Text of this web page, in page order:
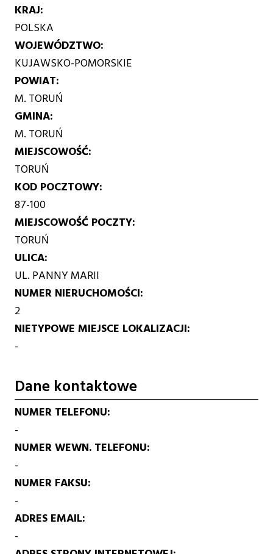
KRAJ
POLSKA
WOJEWÓDZTWO
KUJAWSKO-POMORSKIE
POWIAT
M. TORUŃ
GMINA
M. TORUŃ
MIEJSCOWOŚĆ
TORUŃ
KOD POCZTOWY
87-100
MIEJSCOWOŚĆ POCZTY
TORUŃ
ULICA
UL. PANNY MARII
NUMER NIERUCHOMOŚCI
2
NIETYPOWE MIEJSCE LOKALIZACJI
-
Dane kontaktowe
NUMER TELEFONU
-
NUMER WEWN. TELEFONU
-
NUMER FAKSU
-
ADRES EMAIL
-